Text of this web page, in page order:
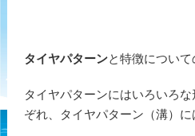
タイヤパターンと特徴について
タイヤパターンにはいろいろ
ぞれ、タイヤパターン（溝）に